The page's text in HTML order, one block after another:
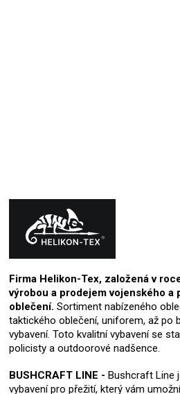
Firma Helikon-Tex, založená v
výrobou a prodejem vojenského a
oblečení. Sortiment nabízeného
taktického oblečení, uniforem, až po
vybavení. Toto kvalitní vybavení se
policisty a outdoorové nadšence.
BUSHCRAFT LINE - Bushcraft Line
vybavení pro přežití, který vám